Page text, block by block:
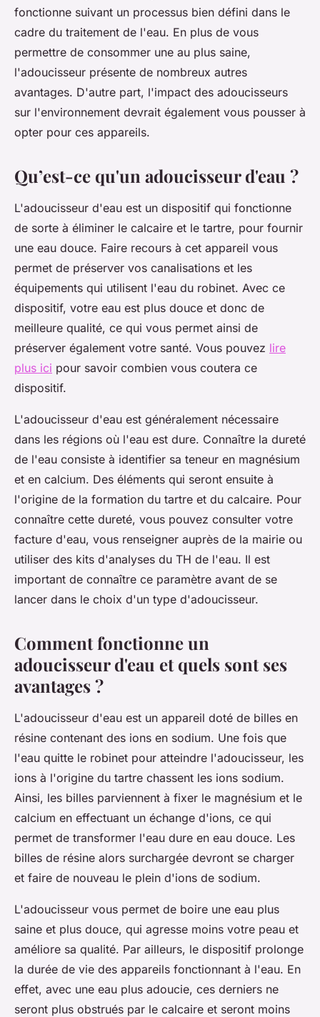
fonctionne suivant un processus bien défini dans le
cadre du traitement de l'eau. En plus de vous
permettre de consommer une au plus saine,
l'adoucisseur présente de nombreux autres
avantages. D'autre part, l'impact des adoucisseurs
sur l'environnement devrait également vous pousser à
opter pour ces appareils.
Qu’est-ce qu'un adoucisseur d'eau ?
L'adoucisseur d'eau est un dispositif qui fonctionne
de sorte à éliminer le calcaire et le tartre, pour fournir
une eau douce. Faire recours à cet appareil vous
permet de préserver vos canalisations et les
équipements qui utilisent l'eau du robinet. Avec ce
dispositif, votre eau est plus douce et donc de
meilleure qualité, ce qui vous permet ainsi de
préserver également votre santé. Vous pouvez lire
plus ici pour savoir combien vous coutera ce
dispositif.
L'adoucisseur d'eau est généralement nécessaire
dans les régions où l'eau est dure. Connaître la dureté
de l'eau consiste à identifier sa teneur en magnésium
et en calcium. Des éléments qui seront ensuite à
l'origine de la formation du tartre et du calcaire. Pour
connaître cette dureté, vous pouvez consulter votre
facture d'eau, vous renseigner auprès de la mairie ou
utiliser des kits d'analyses du TH de l'eau. Il est
important de connaître ce paramètre avant de se
lancer dans le choix d'un type d'adoucisseur.
Comment fonctionne un
adoucisseur d'eau et quels sont ses
avantages ?
L'adoucisseur d'eau est un appareil doté de billes en
résine contenant des ions en sodium. Une fois que
l'eau quitte le robinet pour atteindre l'adoucisseur, les
ions à l'origine du tartre chassent les ions sodium.
Ainsi, les billes parviennent à fixer le magnésium et le
calcium en effectuant un échange d'ions, ce qui
permet de transformer l'eau dure en eau douce. Les
billes de résine alors surchargée devront se charger
et faire de nouveau le plein d'ions de sodium.
L'adoucisseur vous permet de boire une eau plus
saine et plus douce, qui agresse moins votre peau et
améliore sa qualité. Par ailleurs, le dispositif prolonge
la durée de vie des appareils fonctionnant à l'eau. En
effet, avec une eau plus adoucie, ces derniers ne
seront plus obstrués par le calcaire et seront moins